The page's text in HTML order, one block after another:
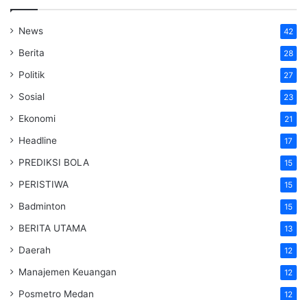
News 42
Berita 28
Politik 27
Sosial 23
Ekonomi 21
Headline 17
PREDIKSI BOLA 15
PERISTIWA 15
Badminton 15
BERITA UTAMA 13
Daerah 12
Manajemen Keuangan 12
Posmetro Medan 12